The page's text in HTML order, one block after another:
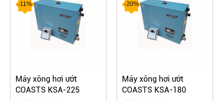
-11%
Máy xông hơi ướt
COASTS KSA-225
-20%
Máy xông hơi ướt
COASTS KSA-180